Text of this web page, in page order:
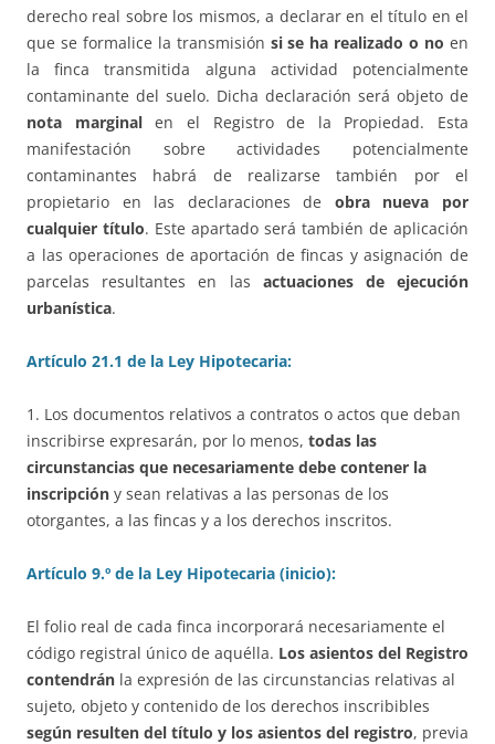
derecho real sobre los mismos, a declarar en el título en el
que se formalice la transmisión si se ha realizado o no en
la finca transmitida alguna actividad potencialmente
contaminante del suelo. Dicha declaración será objeto de
nota marginalen el Registro de la Propiedad. Esta
manifestación sobre actividades potencialmente
contaminantes habrá de realizarse también por el
propietario en las declaraciones de obra nueva por
cualquier título. Este apartado será también de aplicación
a las operaciones de aportación de fincas y asignación de
parcelas resultantes en las actuaciones de ejecución
urbanística.
Artículo 21.1 de la Ley Hipotecaria:
1. Los documentos relativos a contratos o actos que deban
inscribirse expresarán, por lo menos, todas las
circunstancias que necesariamente debe contener la
inscripción y sean relativas a las personas de los
otorgantes, a las fincas y a los derechos inscritos.
Artículo 9.º de la Ley Hipotecaria (inicio):
El folio real de cada finca incorporará necesariamente el
código registral único de aquélla. Los asientos del Registro
contendrán la expresión de las circunstancias relativas al
sujeto, objeto y contenido de los derechos inscribibles
según resulten del título y los asientos del registro, previa